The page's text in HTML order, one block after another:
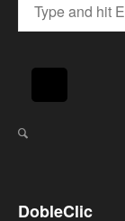
DobleClic